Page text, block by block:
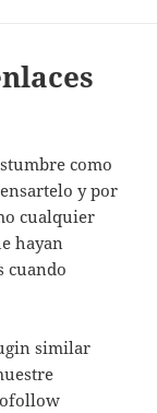
como
y por
cualquier
hayan
cuando
similar